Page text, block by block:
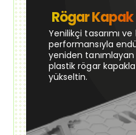
Rögar Kapak
Yenilikçi tasarımı
performansıyla
yeniden
plastik rögar
yükseltin.